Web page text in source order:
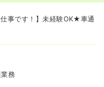
仕事です！】未経験OK★車通
務